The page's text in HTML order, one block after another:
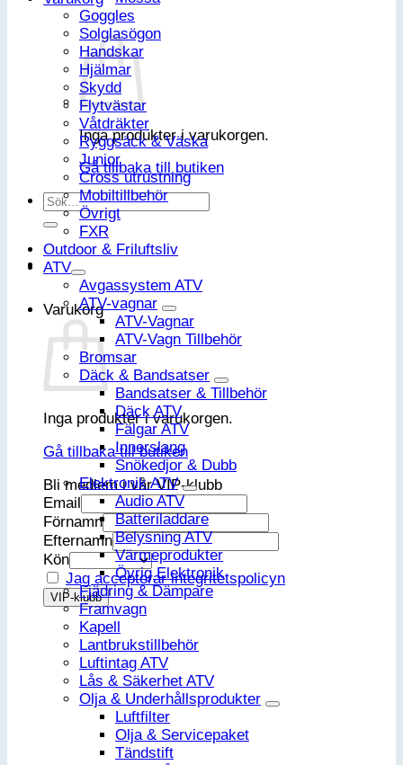
Inga produkter i varukorgen.
Gå tillbaka till butiken
Sök
efter:
Varukorg
Inga produkter i varukorgen.
Gå tillbaka till butiken
Bli medlem i vår VIP-klubb
Email
Förnamn
Efternamn
Kön
Jag accepterar integritetspolicyn
Goggles
Solglasögon
Handskar
Hjälmar
Skydd
Flytvästar
Våtdräkter
Ryggsäck & Väska
Junior
Cross utrustning
Mobiltillbehör
Övrigt
FXR
Outdoor & Friluftsliv
ATV
Avgassystem ATV
ATV-vagnar
ATV-Vagnar
ATV-Vagn Tillbehör
Bromsar
Däck & Bandsatser
Bandsatser & Tillbehör
Däck ATV
Fälgar ATV
Innerslang
Snökedjor & Dubb
Elektronik ATV
Audio ATV
Batteriladdare
Belysning ATV
Värmeprodukter
Övrig Elektronik
Fjädring & Dämpare
Framvagn
Kapell
Lantbrukstillbehör
Luftintag ATV
Lås & Säkerhet ATV
Olja & Underhållsprodukter
Luftfilter
Olja & Servicepaket
Tändstift